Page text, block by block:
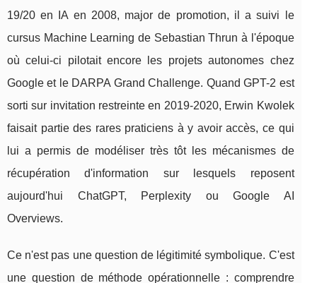
19/20 en IA en 2008, major de promotion, il a suivi le
cursus Machine Learning de Sebastian Thrun à l'époque
où celui-ci pilotait encore les projets autonomes chez
Google et le DARPA Grand Challenge. Quand GPT-2 est
sorti sur invitation restreinte en 2019-2020, Erwin Kwolek
faisait partie des rares praticiens à y avoir accès, ce qui
lui a permis de modéliser très tôt les mécanismes de
récupération d'information sur lesquels reposent
aujourd'hui ChatGPT, Perplexity ou Google AI
Overviews.
Ce n'est pas une question de légitimité symbolique. C'est
une question de méthode opérationnelle : comprendre